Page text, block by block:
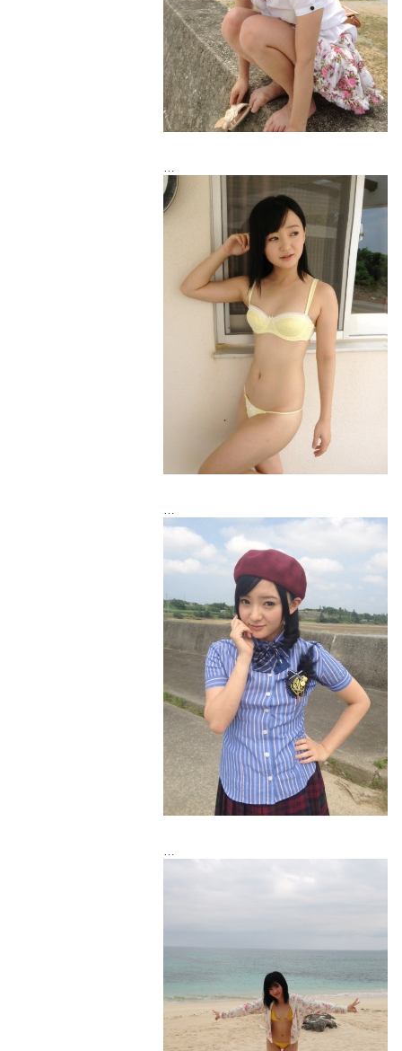
バンバン載せさせて頂きたいと思います
(笑)
衣装なんだけど自分の私服と系統が似て
たの～！
下着風水着♡
制服！こういう感じ珍しくない？